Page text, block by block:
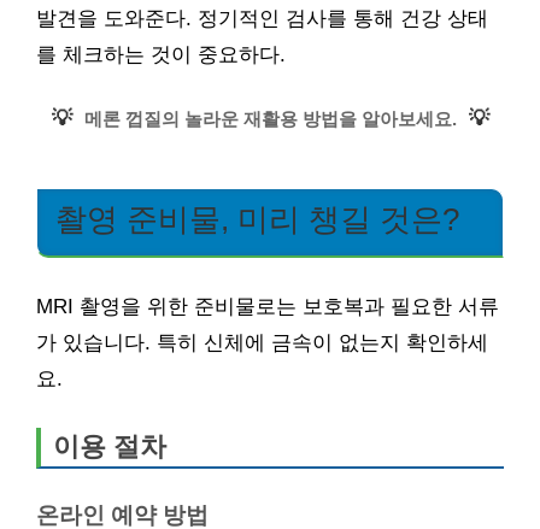
발견을 도와준다. 정기적인 검사를 통해 건강 상태
를 체크하는 것이 중요하다.
💡 메론 껍질의 놀라운 재활용 방법을 알아보세요. 💡
촬영 준비물, 미리 챙길 것은?
MRI 촬영을 위한 준비물로는 보호복과 필요한 서류
가 있습니다. 특히 신체에 금속이 없는지 확인하세
요.
이용 절차
온라인 예약 방법